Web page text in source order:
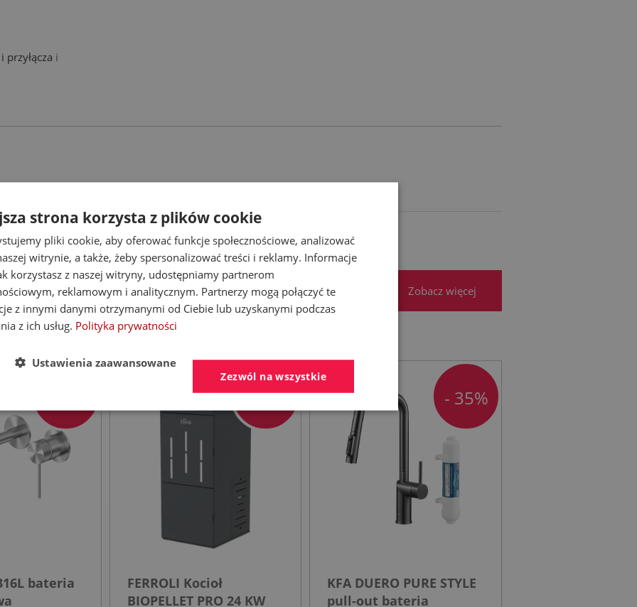
przyłącza i
promocje
produkty w najlepszych cenach
Zobacz więcej
bateria
FERROLI Kocioł
BIOPELLET PRO 24 KW
- 53%
KFA DUERO PURE STYLE
pull-out bateria
- 35%
strona korzysta z plików cookie
pliki cookie, aby oferować funkcje społecznościowe, analizować
witrynie, a także, żeby spersonalizować treści i reklamy. Informacje
korzystasz z naszej witryny, udostępniamy partnerom
reklamowym i analitycznym. Partnerzy mogą połączyć te
z innymi danymi otrzymanymi od Ciebie lub uzyskanymi podczas
z ich usług. Polityka prywatności
Zezwól na wszystkie
Ustawienia zaawansowane